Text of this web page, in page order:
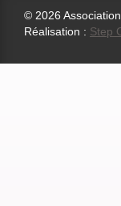
© 2026
Réalisation : Step